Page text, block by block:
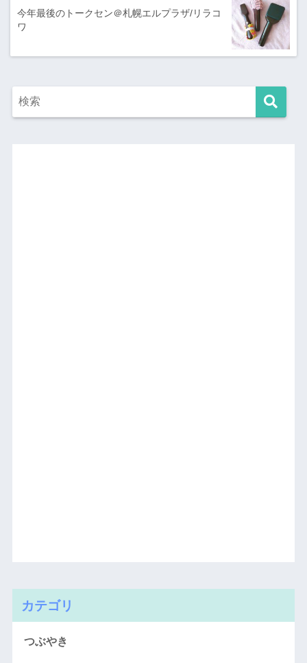
今年最後のトークセン＠札幌エルプラザ/リラコ
ワ
カテゴリ
つぶやき